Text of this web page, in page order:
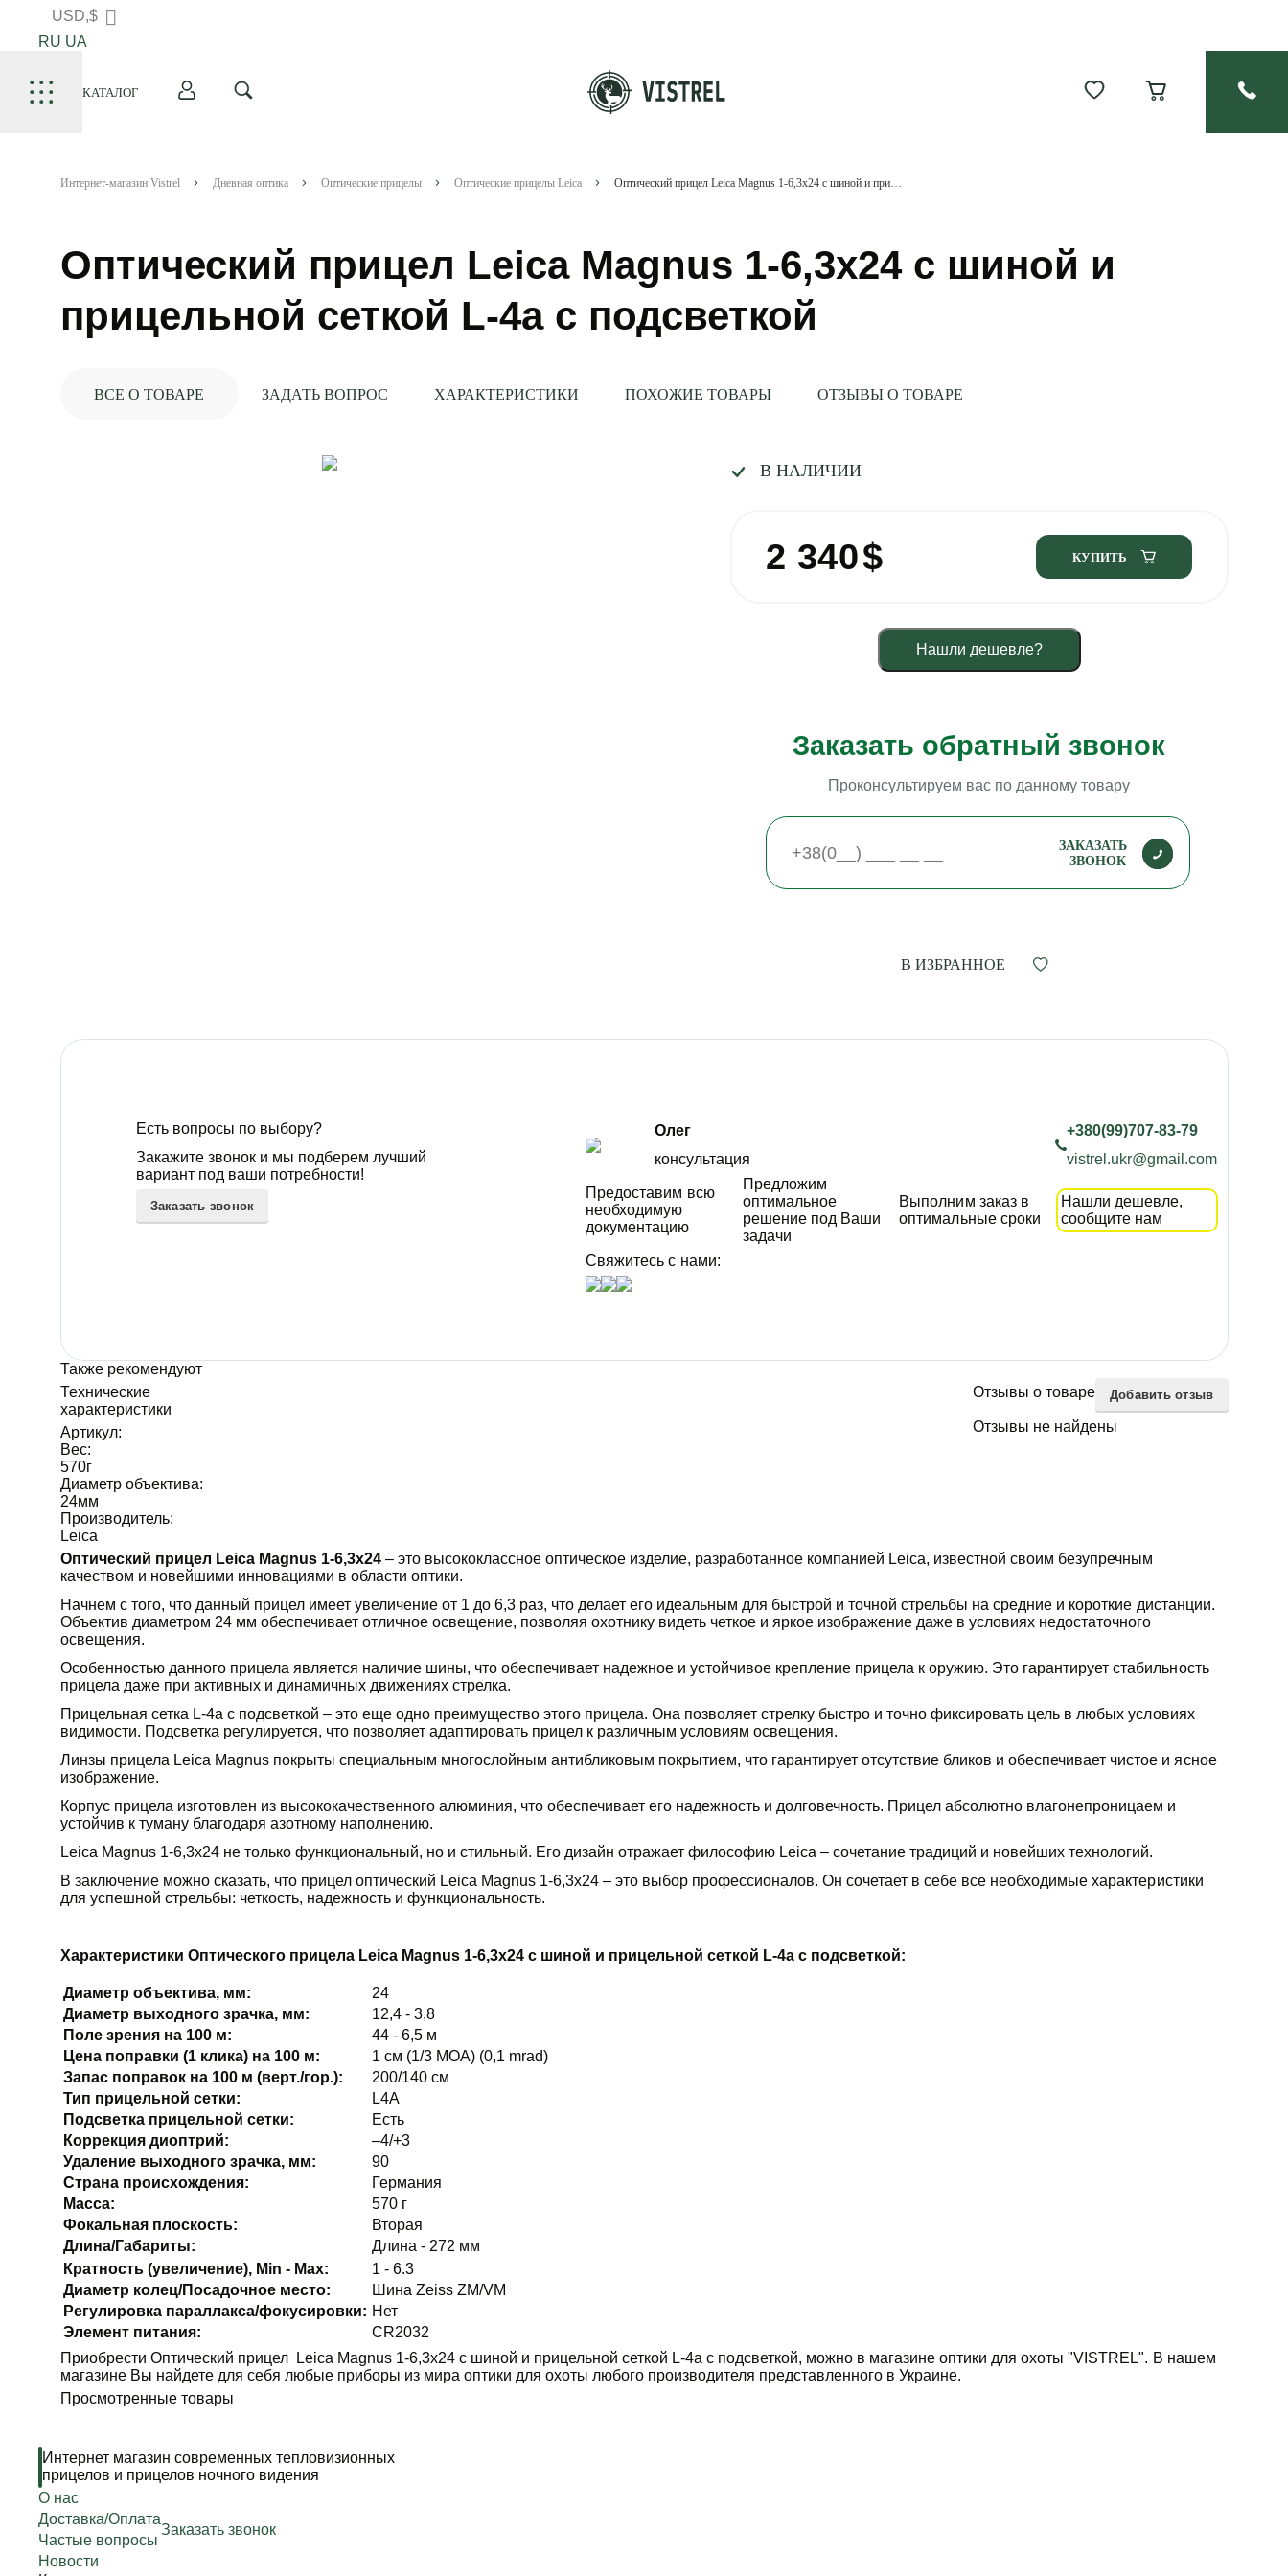
USD,$
RU UA
КАТАЛОГ
Интернет-магазин Vistrel Дневная оптика Оптические прицелы Оптические прицелы Leica Оптический прицел Leica Magnus 1-6,3x24 с шиной и прицельной сеткой L-4a с подсветкой
Оптический прицел Leica Magnus 1-6,3x24 с шиной и
прицельной сеткой L-4a с подсветкой
ВСЕ О ТОВАРЕ ЗАДАТЬ ВОПРОС ХАРАКТЕРИСТИКИ ПОХОЖИЕ ТОВАРЫ ОТЗЫВЫ О ТОВАРЕ
В НАЛИЧИИ
2 340$ КУПИТЬ
Нашли дешевле?
Заказать обратный звонок
Проконсультируем вас по данному товару
ЗАКАЗАТЬ
ЗВОНОК
В ИЗБРАННОЕ
Есть вопросы по выбору?
Закажите звонок и мы подберем лучший
вариант под ваши потребности!
Заказать звонок
Олег
консультация
+380(99)707-83-79
vistrel.ukr@gmail.com
Предоставим всю
необходимую
документацию
Предложим
оптимальное
решение под Ваши
задачи
Выполним заказ в
оптимальные сроки
Нашли дешевле,
сообщите нам
Свяжитесь с нами:
Также рекомендуют
Технические
характеристики
Артикул:
Вес:
570г
Диаметр объектива:
24мм
Производитель:
Leica
Отзывы о товаре Добавить отзыв
Отзывы не найдены
Оптический прицел Leica Magnus 1-6,3x24 – это высококлассное оптическое изделие, разработанное компанией Leica, известной своим безупречным
качеством и новейшими инновациями в области оптики.
Начнем с того, что данный прицел имеет увеличение от 1 до 6,3 раз, что делает его идеальным для быстрой и точной стрельбы на средние и короткие дистанции.
Объектив диаметром 24 мм обеспечивает отличное освещение, позволяя охотнику видеть четкое и яркое изображение даже в условиях недостаточного
освещения.
Особенностью данного прицела является наличие шины, что обеспечивает надежное и устойчивое крепление прицела к оружию. Это гарантирует стабильность
прицела даже при активных и динамичных движениях стрелка.
Прицельная сетка L-4a с подсветкой – это еще одно преимущество этого прицела. Она позволяет стрелку быстро и точно фиксировать цель в любых условиях
видимости. Подсветка регулируется, что позволяет адаптировать прицел к различным условиям освещения.
Линзы прицела Leica Magnus покрыты специальным многослойным антибликовым покрытием, что гарантирует отсутствие бликов и обеспечивает чистое и ясное
изображение.
Корпус прицела изготовлен из высококачественного алюминия, что обеспечивает его надежность и долговечность. Прицел абсолютно влагонепроницаем и
устойчив к туману благодаря азотному наполнению.
Leica Magnus 1-6,3x24 не только функциональный, но и стильный. Его дизайн отражает философию Leica – сочетание традиций и новейших технологий.
В заключение можно сказать, что прицел оптический Leica Magnus 1-6,3x24 – это выбор профессионалов. Он сочетает в себе все необходимые характеристики
для успешной стрельбы: четкость, надежность и функциональность.
Характеристики Оптического прицела Leica Magnus 1-6,3x24 с шиной и прицельной сеткой L-4a с подсветкой:
Диаметр объектива, мм:
24
Диаметр выходного зрачка, мм:
12,4 - 3,8
Поле зрения на 100 м:
44 - 6,5 м
Цена поправки (1 клика) на 100 м:
1 см (1/3 MOA) (0,1 mrad)
Запас поправок на 100 м (верт./гор.):
200/140 см
Тип прицельной сетки:
L4A
Подсветка прицельной сетки:
Есть
Коррекция диоптрий:
–4/+3
Удаление выходного зрачка, мм:
90
Страна происхождения:
Германия
Масса:
570 г
Фокальная плоскость:
Вторая
Длина/Габариты:
Длина - 272 мм
Кратность (увеличение), Min - Max:
1 - 6.3
Диаметр колец/Посадочное место:
Шина Zeiss ZM/VM
Регулировка параллакса/фокусировки: Нет
Элемент питания:
CR2032
Приобрести Оптический прицел Leica Magnus 1-6,3x24 с шиной и прицельной сеткой L-4a с подсветкой, можно в магазине оптики для охоты "VISTREL". В нашем
магазине Вы найдете для себя любые приборы из мира оптики для охоты любого производителя представленного в Украине.
Просмотренные товары
Интернет магазин современных тепловизионных
прицелов и прицелов ночного видения
О нас
Доставка/Оплата
Частые вопросы
Новости
Заказать звонок